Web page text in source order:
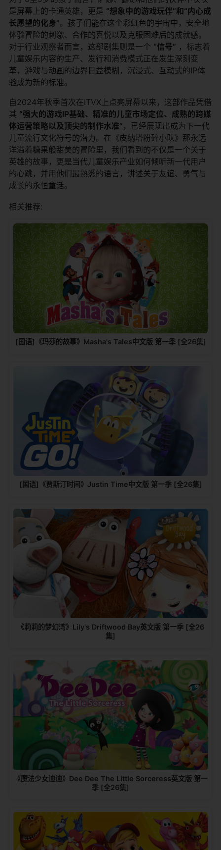
是屏幕上的卡通英雄，更是 “想象中的游戏玩伴”和“内心成
长愿望的化身”。孩子们能在这个彩虹色的宇宙中，安全地
体验冒险的刺激、合作的喜悦以及克服困难后的成就感。
对于行业观察者而言，这部剧集则是一个 “信号” ​ ，标志着
儿童娱乐内容的生产、发行和消费模式正在发生深刻变
革，游戏与动画的边界日益模糊，沉浸式、互动式的IP体
验成为新的标准。
自2024年秋季首次在ITVX上点亮屏幕以来，这部作品凭借
其 “强大的游戏IP基础、精准的儿童市场定位、成熟的跨媒
体运营策略以及顶尖的制作水准” ，已经展现出成为下一代
儿童流行文化符号的潜力。在《皮纳塔粉碎小队》那永远
洋溢着糖果般甜美的冒险里，我们看到的不仅是一个关于
英雄的故事，更是当代儿童娱乐产业如何倾听新一代用户
的心跳，并用他们最熟悉的语言，讲述关于友谊、勇气与
成长的永恒童话。
相关推荐:
[国语]《玛莎的故事》Masha's Tales中文版 第一季 [全26集]
[国语]《贾斯汀时间》Justin Time中文版 第一季 [全26集]
《莉莉的梦幻湾》Lily's Driftwood Bay英文版 第一季 [全26
集]
《魔法少女迪迪》Dee Dee The Little Sorceress英文版 第一
季 [全26集]